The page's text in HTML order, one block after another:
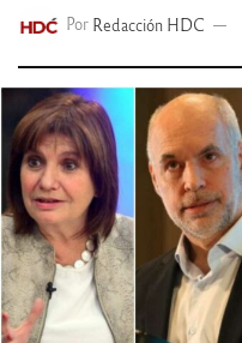
Por Redacción HDC